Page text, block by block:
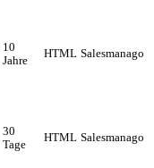
10
Jahre
HTML Salesmanago
30
Tage
HTML Salesmanago